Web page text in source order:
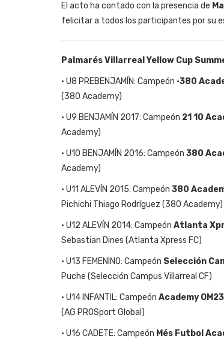
El acto ha contado con la presencia de
felicitar a todos los participantes por su
Palmarés Villarreal Yellow Cup
• U8 PREBENJAMÍN: Campeón ·380
(380 Academy)
• U9 BENJAMÍN 2017: Campeón 21 10
Academy)
• U10 BENJAMÍN 2016: Campeón 380
Academy)
• U11 ALEVÍN 2015: Campeón 380
Pichichi Thiago Rodríguez (380 Academy)
• U12 ALEVÍN 2014: Campeón Atlanta
Sebastian Dines (Atlanta Xpress FC)
• U13 FEMENINO: Campeón Selección
Puche (Selección Campus Villarreal CF)
• U14 INFANTIL: Campeón Academy OM23
(AG PROSport Global)
• U16 CADETE: Campeón Més Futbol